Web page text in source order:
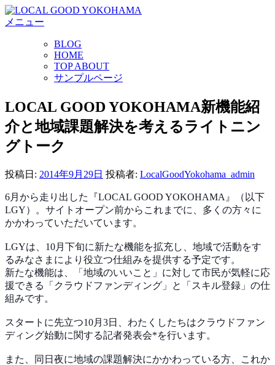
コ
ン
キ
ッ
プ
メニュー
BLOG
HOME
TOP ABOUT
サンプルページ
LOCAL GOOD YOKOHAMA新機能紹
介と地域課題解決を考えるライトニン
グトーク
投稿日: 2014年9月29日 投稿者: LocalGoodYokohama_admin
6月から走り出した『LOCAL GOOD YOKOHAMA』（以下
LGY）。サイトオープン前からこれまでに、多くの方々に
かかわっていただいています。
LGYは、10月下旬に新たな機能を拡充し、地域で活動をす
るみなさまにより役立つ仕組みを提供する予定です。
新たな機能は、「地域のいいこと」に対して市民が気軽に応
援できる「クラウドファンディング」と「スキル登録」 の仕
組みです。
スタートに先立つ10月3日、わたくしたちはクラウドフ ァン
ディング始動に関する記者発表会*を行います。
また、同日夜に地域の課題解決にかかわっている方、これか